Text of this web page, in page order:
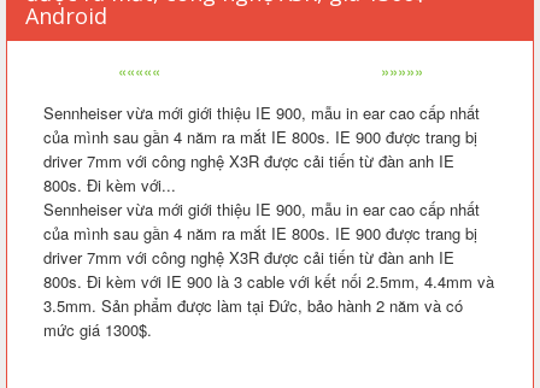
Android
«««««
»»»»»
Sennheiser vừa mới giới thiệu IE 900, mẫu in ear cao cấp nhất
của mình sau gần 4 năm ra mắt IE 800s. IE 900 được trang bị
driver 7mm với công nghệ X3R được cải tiến từ đàn anh IE
800s. Đi kèm với...
Sennheiser vừa mới giới thiệu IE 900, mẫu in ear cao cấp nhất
của mình sau gần 4 năm ra mắt IE 800s. IE 900 được trang bị
driver 7mm với công nghệ X3R được cải tiến từ đàn anh IE
800s. Đi kèm với IE 900 là 3 cable với kết nối 2.5mm, 4.4mm và
3.5mm. Sản phẩm được làm tại Đức, bảo hành 2 năm và có
mức giá 1300$.